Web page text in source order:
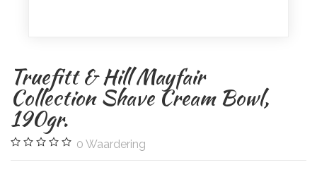
Truefitt & Hill Mayfair
Collection Shave Cream Bowl,
190gr.
0 Waardering